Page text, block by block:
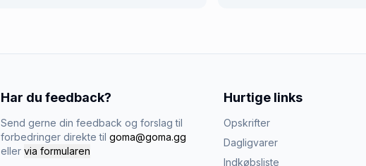
Har du feedback?
Send gerne din feedback og forslag til
forbedringer direkte til goma@goma.gg
eller via formularen
Hurtige links
Opskrifter
Dagligvarer
Indkøbsliste